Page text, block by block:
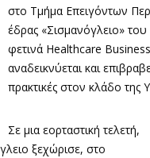
στο Τμήμα Επειγόντων
έδρας «Σισμανόγλειο»
φετινά Healthcare
αναδεικνύεται και
πρακτικές στον κλάδο της
Σε μια εορταστική τελετή,
ξεχώρισε, στο